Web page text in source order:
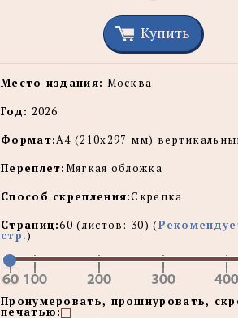
Купить
Место издания: Москва
Год: 2026
Формат:А4 (210х297 мм)
Переплет:Мягкая обложка
Способ скрепления:Скрепка
Страниц:60 (листов: 30) (
стр.)
Пронумеровать, прошнуровать,
печатью: